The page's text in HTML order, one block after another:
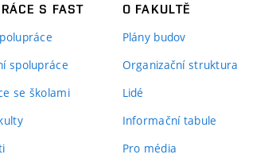
S FAST
spolupráce
se školami
O FAKULTĚ
Plány budov
Organizační struktura
Lidé
Informační tabule
Pro média